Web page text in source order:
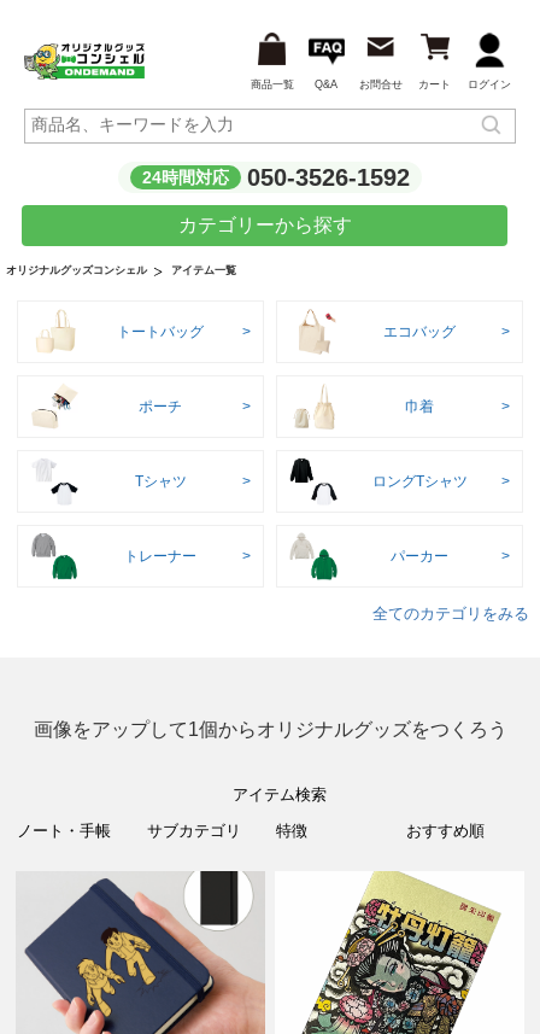
商品一覧 Q&A お問合せ カート ログイン
24時間対応 050-3526-1592
カテゴリーから探す
オリジナルグッズコンシェル アイテム一覧
トートバッグ エコバッグ
ポーチ 巾着
Tシャツ ロングTシャツ
トレーナー パーカー
全てのカテゴリをみる
画像をアップして1個からオリジナルグッズをつくろう
アイテム検索